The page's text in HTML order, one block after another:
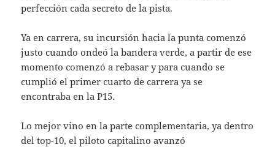
perfección cada secreto de la pista.
Ya en carrera, su incursión hacia la punta comenzó
justo cuando ondeó la bandera verde, a partir de ese
momento comenzó a rebasar y para cuando se
cumplió el primer cuarto de carrera ya se
encontraba en la P15.
Lo mejor vino en la parte complementaria, ya dentro
del top-10, el piloto capitalino avanzó